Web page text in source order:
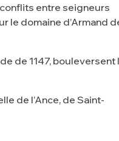
conflits entre seigneurs
le domaine d’Armand
de 1147, bouleversent
de l’Ance, de Saint-